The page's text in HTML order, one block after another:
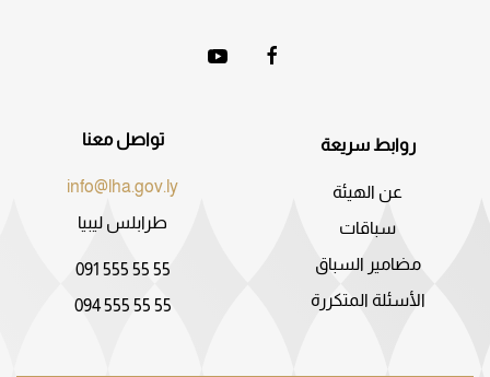
روابط سريعة
عن الهيئة
سباقات
مضامير السباق
الأسئلة المتكررة
تواصل معنا
info@lha.gov.ly
طرابلس ليبيا
091 555 55 55
094 555 55 55